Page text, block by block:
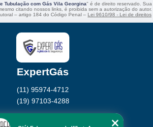
Tubulação com Gás Vila Georgina" é de direito reservado. Sua
citando nossos links, é proibida sem a autorização do autor.
– artigo 184 do Código Penal – Lei 9610/98 - Lei de direitos
ExpertGás
(11) 95974-4712
(19) 97103-4288